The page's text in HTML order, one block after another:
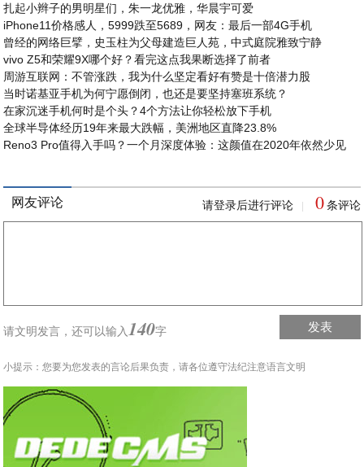
扎起小辫子的男明星们，朱一龙优雅，华晨宇可爱
iPhone11价格感人，5999跌至5689，网友：最后一部4G手机
曾经的网络巨擘，史玉柱为父母建造巨人苑，中式庭院雅致宁静
vivo Z5和荣耀9X哪个好？看完这点我果断选择了前者
周游互联网：不管涨跌，我为什么坚定看好有赞是十倍潜力股
当时诺基亚手机为何宁愿倒闭，也还是要坚持塞班系统？
在家沉迷手机何时是个头？4个方法让你轻松放下手机
全球半导体经历19年来最大跌幅，美洲地区直降23.8%
Reno3 Pro值得入手吗？一个月深度体验：这颜值在2020年依然少见
网友评论 请登录后进行评论 | 0 条评论
请文明发言，还可以输入 140字 发表
小提示：您要为您发表的言论后果负责，请各位遵守法纪注意语言文明